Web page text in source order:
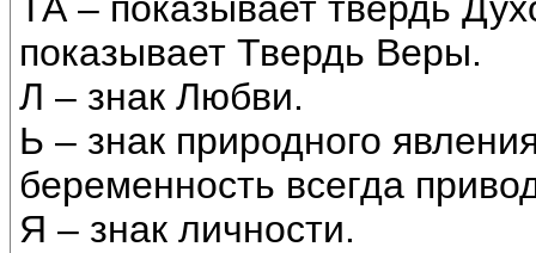
ТА – показывает твердь
показывает Твердь Веры.
Л – знак Любви.
Ь – знак природного
беременность всегда
Я – знак личности.